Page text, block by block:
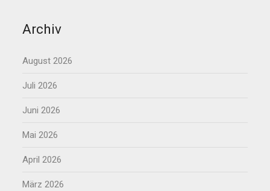
Archiv
August 2026
Juli 2026
Juni 2026
Mai 2026
April 2026
März 2026